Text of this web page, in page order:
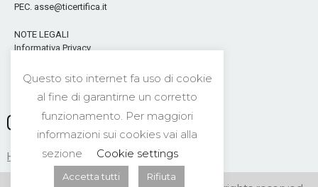
PEC. asse@ticertifica.it
NOTE LEGALI
Informativa Privacy
Seguici sui Social
HOME CONTATTI NEWS PRIVACY
Questo sito internet fa uso di cookie
al fine di garantirne un corretto
funzionamento. Per maggiori
informazioni sui cookies vai alla
sezione
Cookie settings
Accetta tutti Rifiuta